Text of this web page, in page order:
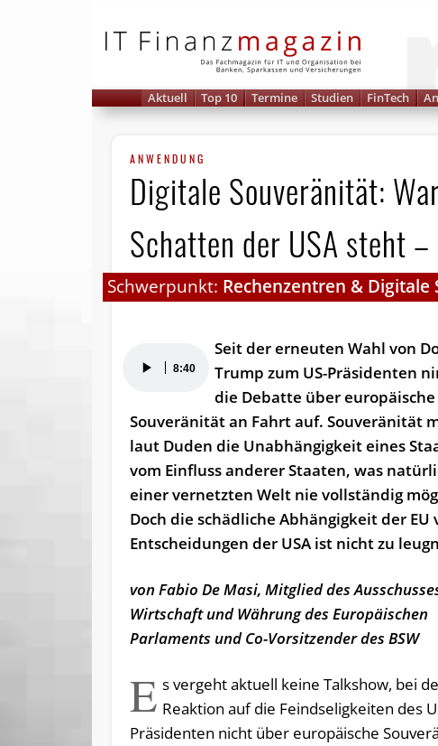
Aktuell Top 10 Termine Studien FinTech
ANWENDUNG
Digitale Souveränität:
Schatten der USA steht
Schwerpunkt: Rechenzentren & Digitale
Player 8:40
Seit der erneuten Wahl von
Trump zum US-Präsidenten
die Debatte über europäische
Souveränität an Fahrt auf. Souveränität
laut Duden die Unabhängigkeit eines
vom Einfluss anderer Staaten, was
einer vernetzten Welt nie vollständig
Doch die schädliche Abhängigkeit der EU
Entscheidungen der USA ist nicht zu
von Fabio De Masi, Mitglied des
Wirtschaft und Währung des Europäischen
Parlaments und Co-Vorsitzender des BSW
E s vergeht aktuell keine Talkshow, bei
Reaktion auf die Feindseligkeiten des
Präsidenten nicht über europäische